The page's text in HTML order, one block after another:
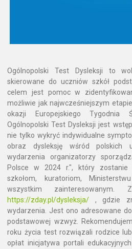
Ogólnopolski Test Dysleksji to
skierowane do uczniów szkół
celem jest pomoc w
możliwie jak najwcześniejszym
okazji Europejskiego Tygodnia
Ogólnopolski Test Dysleksji jest
nie tylko wykryć indywidualne
obraz dysleksję wśród polskich
wydarzenia organizatorzy
Polsce w 2024 r.", który zostanie
szkołom, kuratoriom,
wszystkim zainteresowanym.
https://zday.pl/dysleksja/ , gdzie
wydarzenia. Jest ono adresowane
podstawowej wzwyż.
roku życia test rozwiązali rodzice
opłat inicjatywa portali